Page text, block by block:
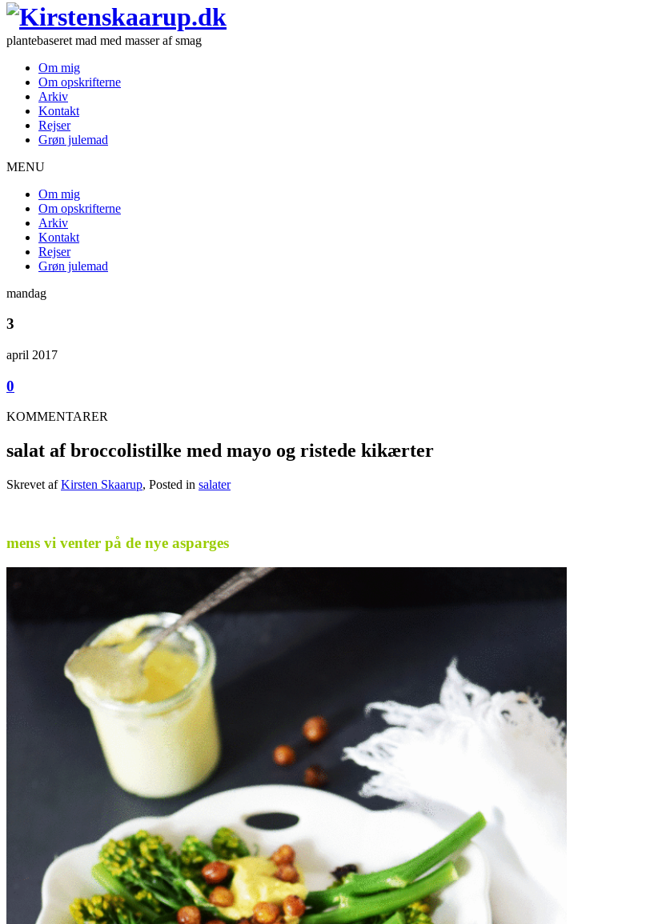
plantebaseret mad med masser af smag
Om mig
Om opskrifterne
Arkiv
Kontakt
Rejser
Grøn julemad
MENU
Om mig
Om opskrifterne
Arkiv
Kontakt
Rejser
Grøn julemad
mandag
3
april 2017
0
KOMMENTARER
salat af broccolistilke med mayo og ristede kikærter
Skrevet afKirsten Skaarup, Posted in salater
mens vi venter på de nye asparges